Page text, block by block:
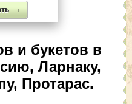
и букетов в
Ларнаку,
Протарас.